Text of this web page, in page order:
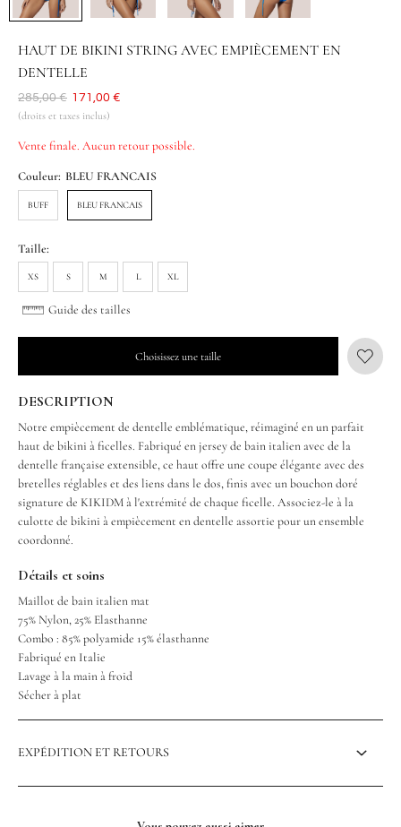
HAUT DE BIKINI STRING AVEC EMPIÈCEMENT EN
DENTELLE
Était
285,00 € Aujourd'hui
171,00 €
(droits et taxes inclus)
Vente finale. Aucun retour possible.
Couleur: BLEU FRANCAIS
BUFF BLEU FRANCAIS
Taille:
XS S M L XL
Guide des tailles
Choisissez une taille
DESCRIPTION
Notre empiècement de dentelle emblématique, réimaginé en un parfait
haut de bikini à ficelles. Fabriqué en jersey de bain italien avec de la
dentelle française extensible, ce haut offre une coupe élégante avec des
bretelles réglables et des liens dans le dos, finis avec un bouchon doré
signature de KIKIDM à l'extrémité de chaque ficelle. Associez-le à la
culotte de bikini à empiècement en dentelle assortie pour un ensemble
coordonné.
Détails et soins
Maillot de bain italien mat
75% Nylon, 25% Elasthanne
Combo : 85% polyamide 15% élasthanne
Fabriqué en Italie
Lavage à la main à froid
Sécher à plat
EXPÉDITION ET RETOURS